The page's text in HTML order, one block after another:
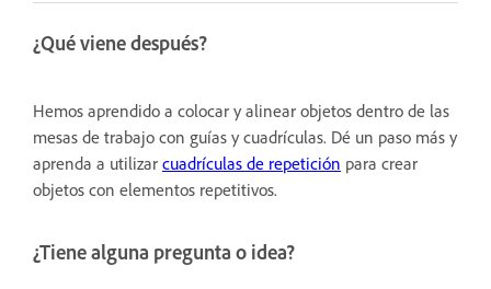
¿Qué viene después?
Hemos aprendido a colocar y alinear objetos dentro de las
mesas de trabajo con guías y cuadrículas. Dé un paso más y
aprenda a utilizar cuadrículas de repetición para crear
objetos con elementos repetitivos.
¿Tiene alguna pregunta o idea?